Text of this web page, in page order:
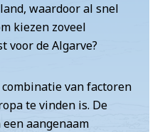
waardoor al snel
kiezen zoveel
voor de Algarve?
van factoren
te vinden is. De
aangenaam